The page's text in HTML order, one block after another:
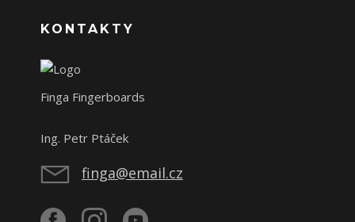
KONTAKTY
Finga Fingerboards
Ing. Petr Ptáček
finga@email.cz